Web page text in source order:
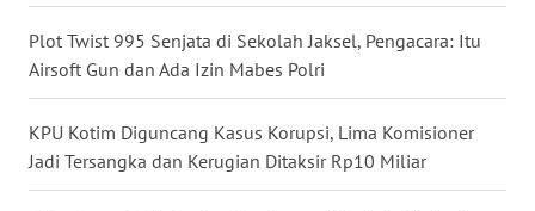
Plot Twist 995 Senjata di Sekolah Jaksel, Pengacara: Itu
Airsoft Gun dan Ada Izin Mabes Polri
KPU Kotim Diguncang Kasus Korupsi, Lima Komisioner
Jadi Tersangka dan Kerugian Ditaksir Rp10 Miliar
WN
NUSANTARA
JOGJA